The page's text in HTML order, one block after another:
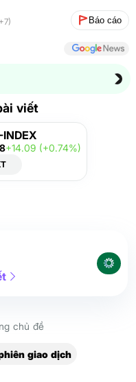
Báo cáo
viết
+14.09 (+0.74%)
chủ đề
giao dịch